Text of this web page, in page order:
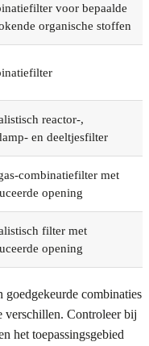
voor bepaalde
organische stoffen
reactor-,
en deeltjesfilter
combinatiefilter met
opening
filter met
opening
combinaties
verschillen. Controleer bij
het toepassingsgebied